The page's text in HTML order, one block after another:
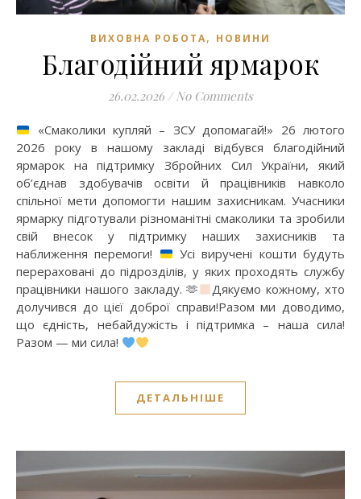
ВИХОВНА РОБОТА, НОВИНИ
Благодійний ярмарок
26.02.2026 / No Comments
«Смаколики купляй – ЗСУ допомагай!» 26 лютого
2026 року в нашому закладі відбувся благодійний
ярмарок на підтримку Збройних Сил України, який
об’єднав здобувачів освіти й працівників навколо
спільної мети допомогти нашим захисникам. Учасники
ярмарку підготували різноманітні смаколики та зробили
свій внесок у підтримку наших захисників та
наближення перемоги!
Усі виручені кошти будуть
перераховані до підрозділів, у яких проходять службу
працівники нашого закладу. 🫶
Дякуємо кожному, хто
долучився до цієї доброї справи!Разом ми доводимо,
що єдність, небайдужість і підтримка – наша сила!
Разом — ми сила!
ДЕТАЛЬНІШЕ